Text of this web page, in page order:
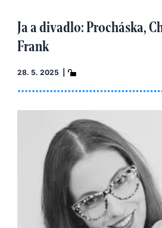
Ja a divadlo: Procháska,
Frank
28. 5. 2025 |